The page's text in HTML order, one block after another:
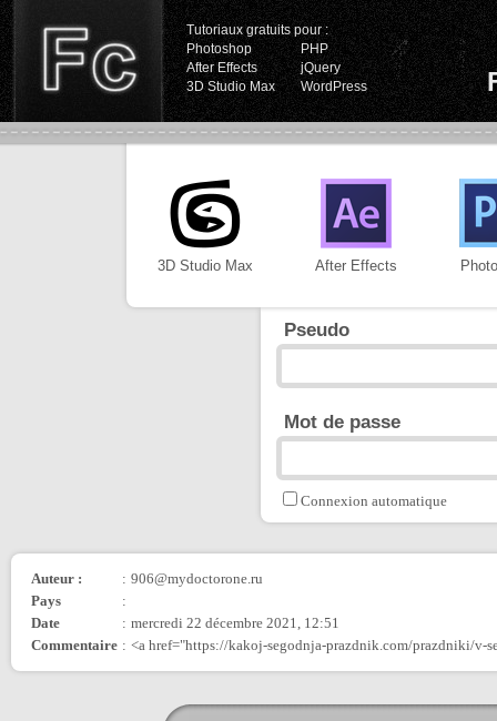
Tutoriaux gratuits pour :
Photoshop
PHP
After Effects
jQuery
3D Studio Max
WordPress
3D Studio Max After Effects
Pseudo
Mot de passe
Connexion automatique
Auteur : : 906@mydoctorone.ru
Pays
:
Date
: mercredi 22 décembre 2021, 12:51
Commentaire : <a href="https://kakoj-segodnja-prazdnik.com/prazdniki/v-